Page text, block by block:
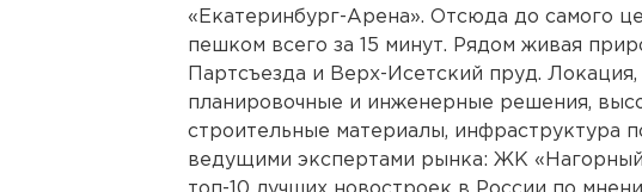
«Екатеринбург-Арена». Отсюда до самого
пешком всего за 15 минут. Рядом живая
Партсъезда и Верх-Исетский пруд.
планировочные и инженерные решения,
строительные материалы, инфраструктура
ведущими экспертами рынка: ЖК